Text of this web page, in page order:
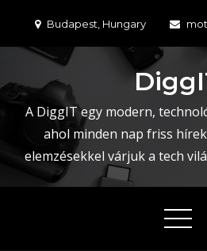
content
Budapest, Hungary
A DiggIT egy modern,
ahol minden nap friss
elemzésekkel várjuk a tech